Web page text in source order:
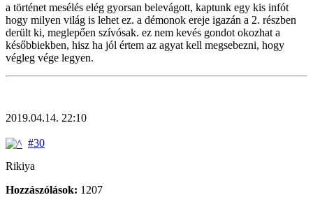
a történet mesélés elég gyorsan belevágott, kaptunk egy kis infót
hogy milyen világ is lehet ez. a démonok ereje igazán a 2. részben
derült ki, meglepően szívósak. ez nem kevés gondot okozhat a
későbbiekben, hisz ha jól értem az agyat kell megsebezni, hogy
végleg vége legyen.
2019.04.14. 22:10
#30
Rikiya
Hozzászólások: 1207